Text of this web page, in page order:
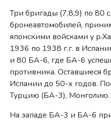
Три бригады (7,8,9) по 80
бронеавтомобилей,
японскими войсками у
1936 по 1938 г.г. в
и 80 БА-6, где БА-6
противника. Оставшиеся
Испании до 50-х годов.
Турцию (БА-3), Монголию.
На западе БА-3 и БА-6